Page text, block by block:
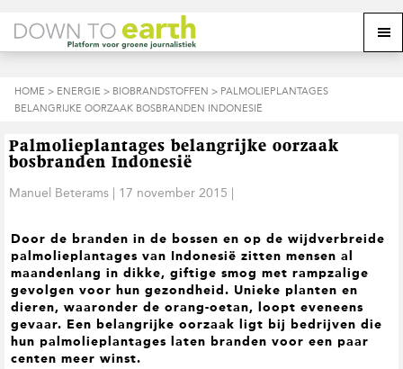
p
r
n
a
a
d
o
o
f
d
n
a
v
i
o
o
n
r
d
h
f
d
i
n
h
o
u
d
p
r
n
a
a
d
o
e
t
t
e
k
s
t
M
HOME > ENERGIE > BIOBRANDSTOFFEN > PALMOLIEPLANTAGES
BELANGRIJKE OORZAAK BOSBRANDEN INDONESIË
Palmolieplantages belangrijke oorzaak
bosbranden Indonesië
Manuel Beterams | 17 november 2015 |
Door de branden in de bossen en op de wijdverbreide
palmolieplantages van Indonesië zitten mensen al
maandenlang in dikke, giftige smog met rampzalige
gevolgen voor hun gezondheid. Unieke planten en
dieren, waaronder de orang-oetan, loopt eveneens
gevaar. Een belangrijke oorzaak ligt bij bedrijven die
hun palmolieplantages laten branden voor een paar
centen meer winst.